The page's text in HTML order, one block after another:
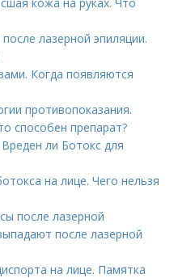
лазерной эпиляции.
Когда появляются
противопоказания.
способен препарат?
ли Ботокс для
на лице. Чего нельзя
после лазерной
после лазерной
на лице. Памятка